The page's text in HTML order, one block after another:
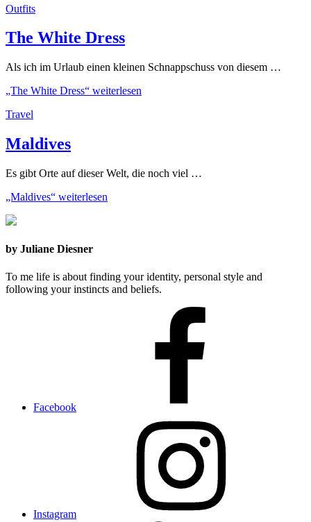
Outfits
The White Dress
Als ich im Urlaub einen kleinen Schnappschuss von diesem …
„The White Dress“ weiterlesen
Travel
Maldives
Es gibt Orte auf dieser Welt, die noch viel …
„Maldives“ weiterlesen
by Juliane Diesner
To me life is about finding your identity, personal style and
following your instincts and beliefs.
Facebook
Instagram